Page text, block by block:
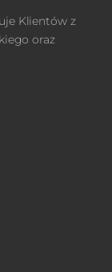
Klientów z
oraz